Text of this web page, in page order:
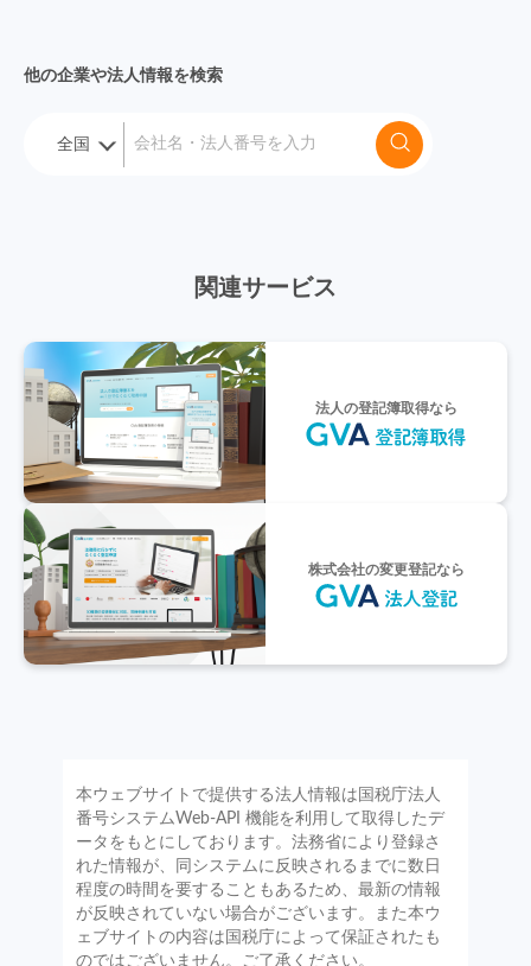
他の企業や法人情報を検索
関連サービス
法人の登記簿取得なら
株式会社の変更登記なら
本ウェブサイトで提供する法人情報は国税庁法人
番号システムWeb-API 機能を利用して取得したデ
ータをもとにしております。法務省により登録さ
れた情報が、同システムに反映されるまでに数日
程度の時間を要することもあるため、最新の情報
が反映されていない場合がございます。また本ウ
ェブサイトの内容は国税庁によって保証されたも
のではございません。ご了承ください。